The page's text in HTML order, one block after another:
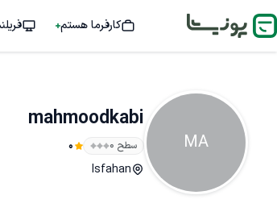
کارفرما هستم
MA
mahmoodkabi
سطح ۰ 0
Isfahan